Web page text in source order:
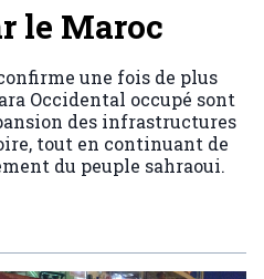
le Maroc
une fois de plus
Occidental occupé sont
des infrastructures
tout en continuant de
du peuple sahraoui.